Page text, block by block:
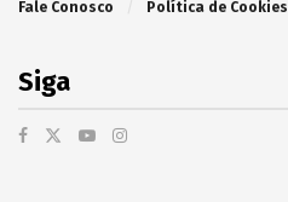
Fale Conosco Política de Cookies
Siga